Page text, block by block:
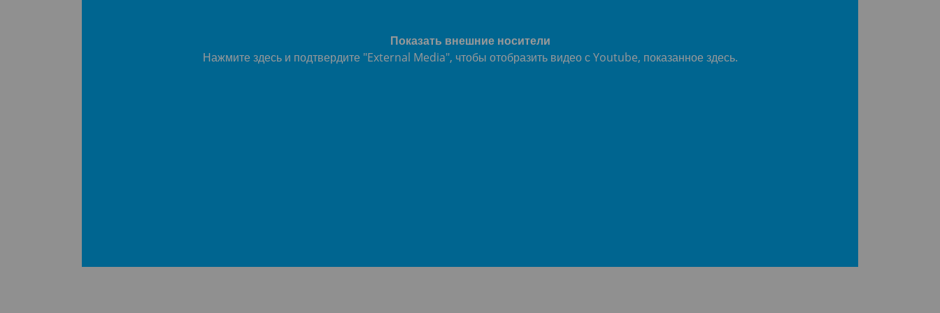
Показать внешние носители
Нажмите здесь и подтвердите "External Media", чтобы отобразить видео с Youtube, показанное здесь.